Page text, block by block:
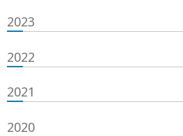
2023
2022
2021
2020